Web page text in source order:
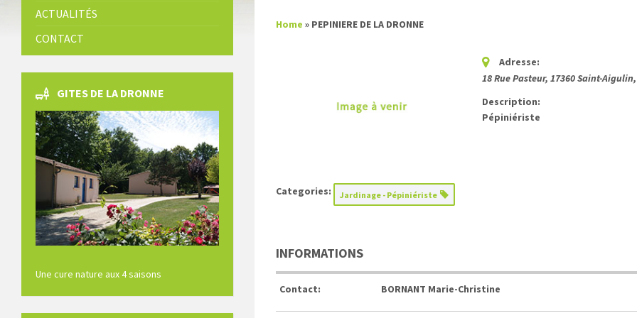
Home » PEPINIERE DE LA DRONNE
Adresse:
18 Rue Pasteur, 17360 Saint-
Description:
Pépiniériste
Categories: Jardinage - Pépiniériste
INFORMATIONS
Contact: BORNANT Marie-Christine
ACTUALITÉS
CONTACT
GITES DE LA DRONNE
Une cure nature aux 4 saisons